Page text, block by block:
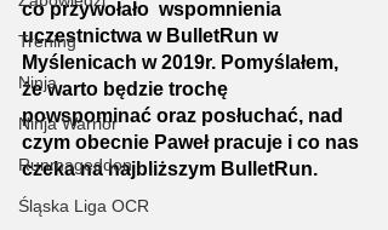
Trening
Ninja
Ninja Warrior
Runmageddon
Śląska Liga OCR
co przywołało  wspomnienia
uczestnictwa w BulletRun w
Myślenicach w 2019r. Pomyślałem,
że warto będzie trochę
powspominać oraz posłuchać, nad
czym obecnie Paweł pracuje i co nas
czeka na najbliższym BulletRun.